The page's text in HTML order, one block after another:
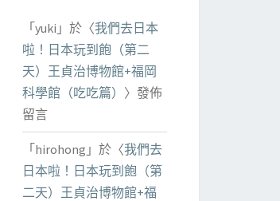
「 yuki 」於〈我們去日本
啦！日本玩到飽（第二
天）王貞治博物館+福岡
科學館（吃吃篇） 〉發佈
留言
「 hirohong 」於〈我們去
日本啦！日本玩到飽（第
二天）王貞治博物館+福